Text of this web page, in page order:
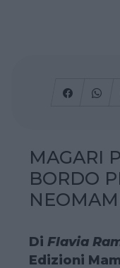
MAGARI
BORDO
Di Flavia
Edizioni